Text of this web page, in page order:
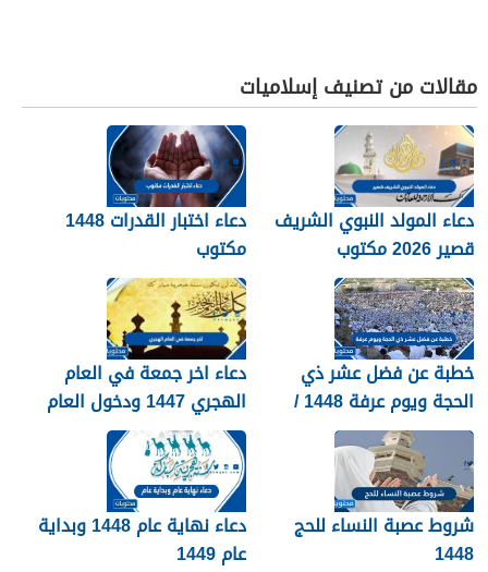
مقالات من تصنيف إسلاميات
دعاء المولد النبوي الشريف
قصير 2026 مكتوب
دعاء اختبار القدرات 1448
مكتوب
خطبة عن فضل عشر ذي
الحجة ويوم عرفة 1448 /
2026
دعاء اخر جمعة في العام
الهجري 1447 ودخول العام
الجديد 1448
شروط عصبة النساء للحج
1448
دعاء نهاية عام 1448 وبداية
عام 1449